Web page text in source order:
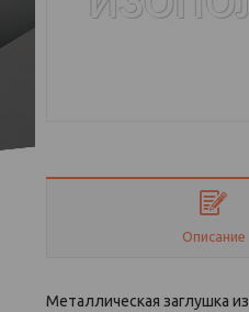
Описание
Металлическая заглушка